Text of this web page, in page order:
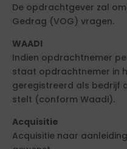
De opdrachtgever zal
Gedrag (VOG) vragen.
WAADI
Indien opdrachtnemer
staat opdrachtnemer in
geregistreerd als bedrijf
stelt (conform Waadi).
Acquisitie
Acquisitie naar